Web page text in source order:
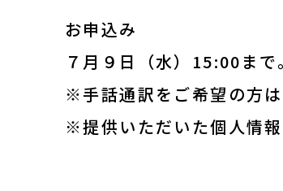
お申込み
７月９日（水）15:00まで
※手話通訳をご希望の方
※提供いただいた個人情